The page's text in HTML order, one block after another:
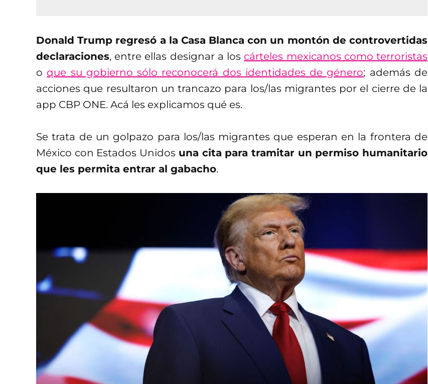
Donald Trump regresó a la Casa Blanca con un montón de controvertidas
declaraciones, entre ellas designar a los cárteles mexicanos como terroristas
o que su gobierno sólo reconocerá dos identidades de género; además de
acciones que resultaron un trancazo para los/las migrantes por el cierre de la
app CBP ONE. Acá les explicamos qué es.
Se trata de un golpazo para los/las migrantes que esperan en la frontera de
México con Estados Unidos una cita para tramitar un permiso humanitario
que les permita entrar al gabacho.